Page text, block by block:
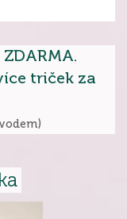
triček za